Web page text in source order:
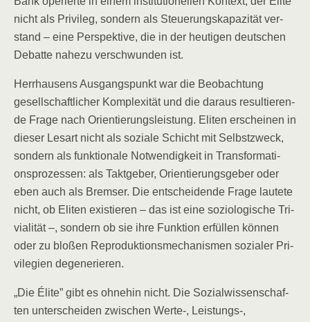
nicht als Pri­vi­leg, son­dern als Steue­rungs­ka­pa­zi­tät ver­
stand – eine Per­spek­ti­ve, die in der heu­ti­gen deut­schen
Debat­te nahe­zu ver­schwun­den ist.
Herr­hau­sens Aus­gangs­punkt war die Beob­ach­tung
gesell­schaft­li­cher Kom­ple­xi­tät und die dar­aus resul­tie­ren­
de Fra­ge nach Ori­en­tie­rungs­leis­tung. Eli­ten erschei­nen in
die­ser Les­art nicht als sozia­le Schicht mit Selbst­zweck,
son­dern als funk­tio­na­le Not­wen­dig­keit in Trans­for­ma­ti­
ons­pro­zes­sen: als Takt­ge­ber, Ori­en­tie­rungs­ge­ber oder
eben auch als Brem­ser. Die ent­schei­den­de Fra­ge lau­te­te
nicht, ob Eli­ten exis­tie­ren – das ist eine sozio­lo­gi­sche Tri­
via­li­tät –, son­dern ob sie ihre Funk­ti­on erfül­len kön­nen
oder zu blo­ßen Repro­duk­ti­ons­me­cha­nis­men sozia­ler Pri­
vi­le­gi­en degenerieren.
„Die Éli­te” gibt es ohne­hin nicht. Die Sozi­al­wis­sen­schaf­
ten unter­schei­den zwi­schen Werte‑, Leistungs‑,